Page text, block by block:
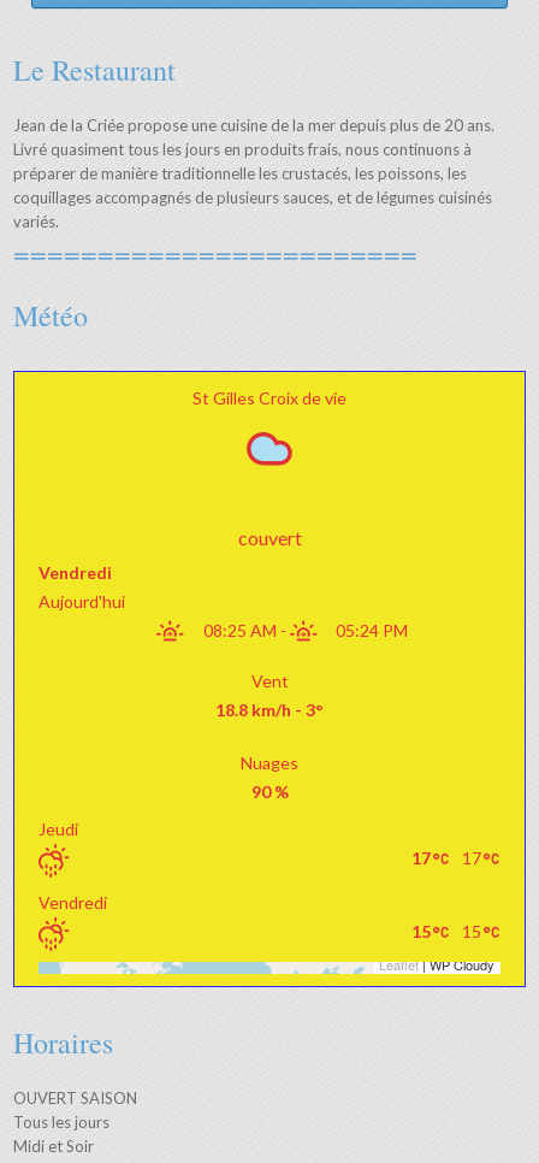
Le Restaurant
Jean de la Criée propose une cuisine de la mer depuis plus de 20 ans.
Livré quasiment tous les jours en produits frais, nous continuons à
préparer de manière traditionnelle les crustacés, les poissons, les
coquillages accompagnés de plusieurs sauces, et de légumes cuisinés
variés.
========================
Météo
St Gilles Croix de vie
couvert
Vendredi
Aujourd'hui
08:25 AM - 05:24 PM
Vent
18.8 km/h - 3°
Nuages
90 %
Jeudi
17
17
Vendredi
15
15
+
−
Leaflet| WP Cloudy
Horaires
OUVERT SAISON
Tous les jours
Midi et Soir